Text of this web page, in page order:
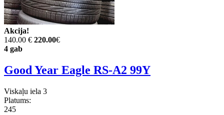
Akcija!
140.00 € 220.00€
4 gab
Good Year Eagle RS-A2 99Y
Viskaļu iela 3
Platums:
245